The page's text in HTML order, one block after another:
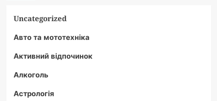
Uncategorized
Авто та мототехніка
Активний відпочинок
Алкоголь
Астрологія